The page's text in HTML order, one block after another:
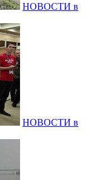
НОВОСТИ в
НОВОСТИ в